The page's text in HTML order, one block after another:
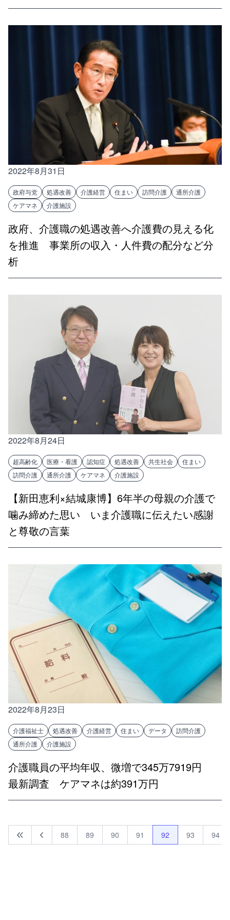
2022年8月31日
政府与党 処遇改善 介護経営 住まい 訪問介護
通所介護
ケアマネ
介護施設
政府、介護職の処遇改善へ介護費の見える化
を推進 事業所の収入・人件費の配分など分
析
2022年8月24日
超高齢化 医療・看護 認知症 処遇改善 共生社会
住まい
訪問介護
通所介護 ケアマネ 介護施設
【新田恵利×結城康博】6年半の母親の介護で
噛み締めた思い いま介護職に伝えたい感謝
と尊敬の言葉
2022年8月23日
介護福祉士 処遇改善 介護経営 住まい データ
訪問介護
通所介護
介護施設
介護職員の平均年収、微増で345万7919円
最新調査 ケアマネは約391万円
88 89 90 91 92 93 94